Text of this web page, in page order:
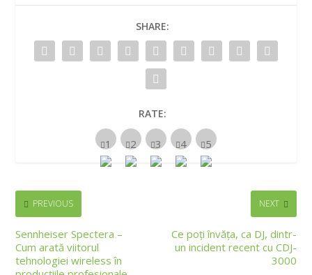
SHARE:
RATE:
PREVIOUS
Sennheiser Spectera –
Cum arată viitorul
tehnologiei wireless în
NEXT
Ce poți învăța, ca DJ, dintr-
un incident recent cu CDJ-
3000